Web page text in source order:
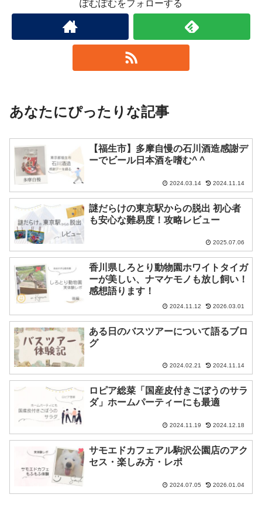
ぽむぽむをフォローする
あなたにぴったりな記事
【福生市】多摩自慢の石川酒造感謝デ
ーでビール日本酒を嗜む^ ^
2024.03.14 2024.11.14
謎だらけの東京駅からの脱出 初心者
も安心な難易度！攻略レビュー
2025.07.06
香川県しろとり動物園ホワイトタイガ
ーが美しい、ナマケモノも放し飼い！
感想語ります！
2024.11.12 2026.03.01
ある日のバスツアーについて語るブロ
グ
2024.02.21 2024.11.14
ロピア総菜「国産皮付きごぼうのサラ
ダ」ホームパーティーにも最適
2024.11.19 2024.12.18
サモエドカフェアル駒沢公園店のアク
セス・楽しみ方・レポ
2024.07.05 2026.01.04